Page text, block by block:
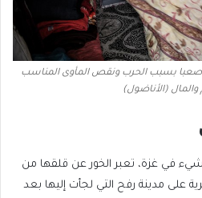
صعبا بسبب الحرب ونقص المأوى المناسب
(الأناضول)
في غزة، تعبر الخور عن قلقها من
مدينة رفح التي لجأت إليها بعد